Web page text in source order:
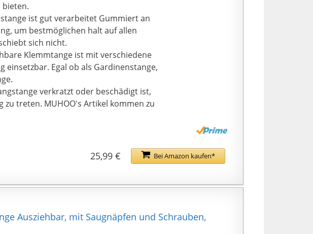
bieten.
ist gut verarbeitet Gummiert an
um bestmöglichen halt auf allen
sich nicht.
Klemmtange ist mit verschiedene
einsetzbar. Egal ob als Gardinenstange,
verkratzt oder beschädigt ist,
treten. MUHOO's Artikel kommen zu
Bei Amazon kaufen*
25,99 €
Ausziehbar, mit Saugnäpfen und Schrauben,